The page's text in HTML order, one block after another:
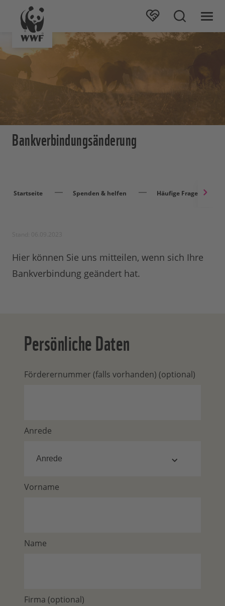
Bankverbindungsänderung
Startseite Spenden & helfen Häufige Fragen &
Hier können Sie uns mitteilen, wenn sich Ihre
Bankverbindung geändert hat.
Persönliche Daten
Förderernummer (falls vorhanden) (optional)
Anrede
Vorname
Name
Firma (optional)